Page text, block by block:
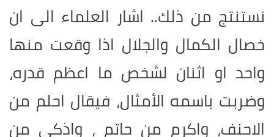
نستنتج من ذلك.. اشار العلماء الى ان
خصال الكمال والجلال اذا وقعت منها
واحد او اثنان لشخص ما اعظم قدره،
وضربت باسمه الأمثال، فيقال احلم من
الاحنف، واكرم من حاتم ، واذكى من